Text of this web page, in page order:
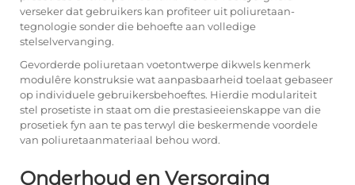
verseker dat gebruikers kan profiteer uit poliuretaan-
tegnologie sonder die behoefte aan volledige
stelselvervanging.
Gevorderde poliuretaan voetontwerpe dikwels kenmerk
modulêre konstruksie wat aanpasbaarheid toelaat gebaseer
op individuele gebruikersbehoeftes. Hierdie modulariteit
stel prosetiste in staat om die prestasieeienskappe van die
prosetiek fyn aan te pas terwyl die beskermende voordele
van poliuretaanmateriaal behou word.
Onderhoud en Versorging